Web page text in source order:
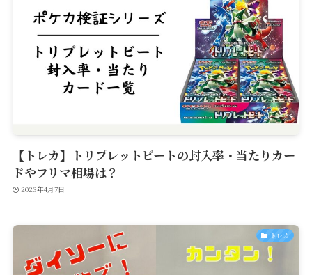
【トレカ】トリプレットビートの封入率・当たりカー
ドやフリマ相場は？
2023年4月7日
トレカ